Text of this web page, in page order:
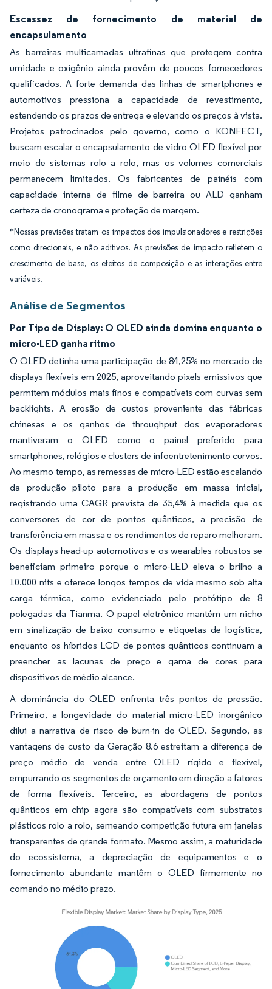
Escassez de fornecimento de material de
encapsulamento
As barreiras multicamadas ultrafinas que protegem contra
umidade e oxigênio ainda provêm de poucos fornecedores
qualificados. A forte demanda das linhas de smartphones e
automotivos pressiona a capacidade de revestimento,
estendendo os prazos de entrega e elevando os preços à vista.
Projetos patrocinados pelo governo, como o KONFECT,
buscam escalar o encapsulamento de vidro OLED flexível por
meio de sistemas rolo a rolo, mas os volumes comerciais
permanecem limitados. Os fabricantes de painéis com
capacidade interna de filme de barreira ou ALD ganham
certeza de cronograma e proteção de margem.
*Nossas previsões tratam os impactos dos impulsionadores e restrições
como direcionais, e não aditivos. As previsões de impacto refletem o
crescimento de base, os efeitos de composição e as interações entre
variáveis.
Análise de Segmentos
Por Tipo de Display: O OLED ainda domina enquanto o
micro-LED ganha ritmo
O OLED detinha uma participação de 84,25% no mercado de
displays flexíveis em 2025, aproveitando pixels emissivos que
permitem módulos mais finos e compatíveis com curvas sem
backlights. A erosão de custos proveniente das fábricas
chinesas e os ganhos de throughput dos evaporadores
mantiveram o OLED como o painel preferido para
smartphones, relógios e clusters de infoentretenimento curvos.
Ao mesmo tempo, as remessas de micro-LED estão escalando
da produção piloto para a produção em massa inicial,
registrando uma CAGR prevista de 35,4% à medida que os
conversores de cor de pontos quânticos, a precisão de
transferência em massa e os rendimentos de reparo melhoram.
Os displays head-up automotivos e os wearables robustos se
beneficiam primeiro porque o micro-LED eleva o brilho a
10.000 nits e oferece longos tempos de vida mesmo sob alta
carga térmica, como evidenciado pelo protótipo de 8
polegadas da Tianma. O papel eletrônico mantém um nicho
em sinalização de baixo consumo e etiquetas de logística,
enquanto os híbridos LCD de pontos quânticos continuam a
preencher as lacunas de preço e gama de cores para
dispositivos de médio alcance.
A dominância do OLED enfrenta três pontos de pressão.
Primeiro, a longevidade do material micro-LED inorgânico
dilui a narrativa de risco de burn-in do OLED. Segundo, as
vantagens de custo da Geração 8.6 estreitam a diferença de
preço médio de venda entre OLED rígido e flexível,
empurrando os segmentos de orçamento em direção a fatores
de forma flexíveis. Terceiro, as abordagens de pontos
quânticos em chip agora são compatíveis com substratos
plásticos rolo a rolo, semeando competição futura em janelas
transparentes de grande formato. Mesmo assim, a maturidade
do ecossistema, a depreciação de equipamentos e o
fornecimento abundante mantêm o OLED firmemente no
comando no médio prazo.